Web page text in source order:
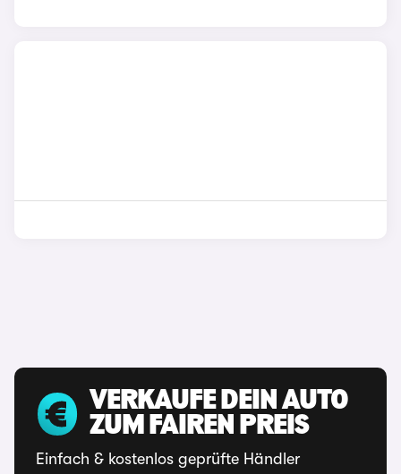
VERKAUFE DEIN AUTO
ZUM FAIREN PREIS
Einfach & kostenlos geprüfte Händler